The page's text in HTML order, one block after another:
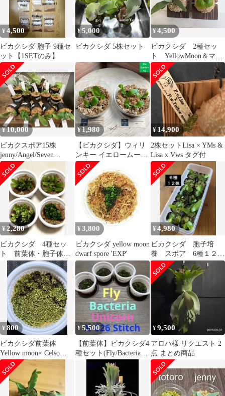
¥4,500
ビカクシダ 胞子 9種セ
ット【1SETのみ】
¥5,000
ビカクシダ 5株セット
¥4,500
ビカクシダ 2種セッ
ト YellowMoon＆マダ
ガスカリエンセ
¥10,000
ビカクスポア15株
jenny/Angel/Seven
moon/mix
¥1,980
【ビカクシダ】ウィリ
ンキー イエロームー
ン・バリ 幼苗
WYB013【コウモリラ
ン】
¥ 14,900
2株セットLisa × YMs &
Lisa x Vws タグ付
¥2,280
ビカクシダ 4種セッ
ト 前葉体・胞子体
¥ 3,800
ビカクシダ yellow moon
dwarf spore 'EXP'
¥4,980
ビカクシダ 胞子培
養 スポア 6種１２株
セット
¥800
ビカクシダ前葉体
Yellow moon× Celso
Tatsuta ③
¥5,500
【前葉体】ビカクシダ4
種セット(Fly/Bacteria
他)胞子培養
¥9,500
アロハ様 リクエスト 2
点 まとめ商品